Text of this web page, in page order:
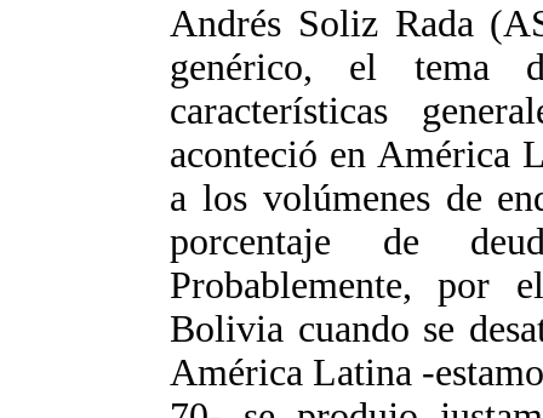
Andrés Soliz Rada
genérico, el tema
características
aconteció en América
a los volúmenes de
porcentaje de
Probablemente, por
Bolivia cuando se
América Latina -